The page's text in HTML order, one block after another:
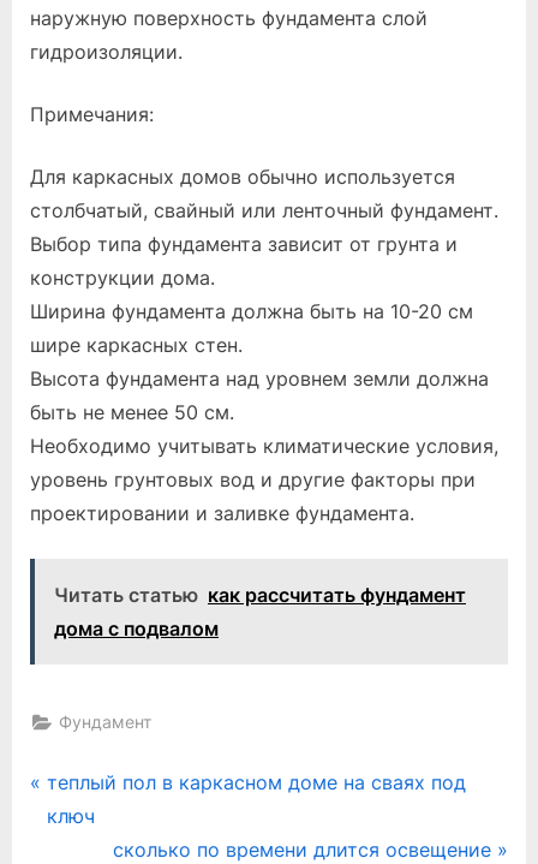
наружную поверхность фундамента слой
гидроизоляции.
Примечания:
Для каркасных домов обычно используется
столбчатый, свайный или ленточный фундамент.
Выбор типа фундамента зависит от грунта и
конструкции дома.
Ширина фундамента должна быть на 10-20 см
шире каркасных стен.
Высота фундамента над уровнем земли должна
быть не менее 50 см.
Необходимо учитывать климатические условия,
уровень грунтовых вод и другие факторы при
проектировании и заливке фундамента.
Читать статью как рассчитать фундамент
дома с подвалом
Фундамент
Навигация
P
r
теплый пол в каркасном доме на сваях под
ключ
N
сколько по времени длится освещение